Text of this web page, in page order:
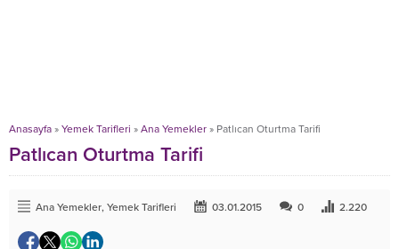
Anasayfa » Yemek Tarifleri » Ana Yemekler » Patlıcan Oturtma Tarifi
Patlıcan Oturtma Tarifi
Ana Yemekler, Yemek Tarifleri 03.01.2015 0 2.220